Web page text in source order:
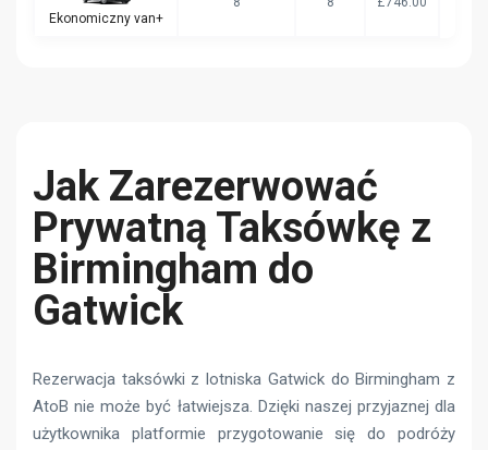
Ekonomiczny van+
Jak Zarezerwować
Prywatną Taksówkę z
Birmingham do
Gatwick
Rezerwacja taksówki z lotniska Gatwick do Birmingham z
AtoB nie może być łatwiejsza. Dzięki naszej przyjaznej dla
użytkownika platformie przygotowanie się do podróży